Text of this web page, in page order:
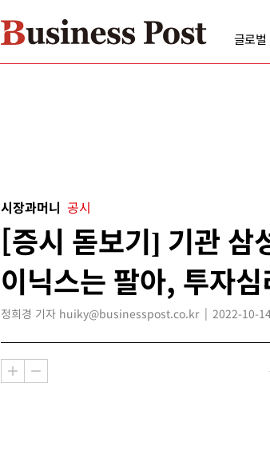
글로벌
시장과머니 공시
[증시 돋보기] 기관 삼
이닉스는 팔아, 투자
정희경 기자 huiky@businesspost.co.kr 2022-10-